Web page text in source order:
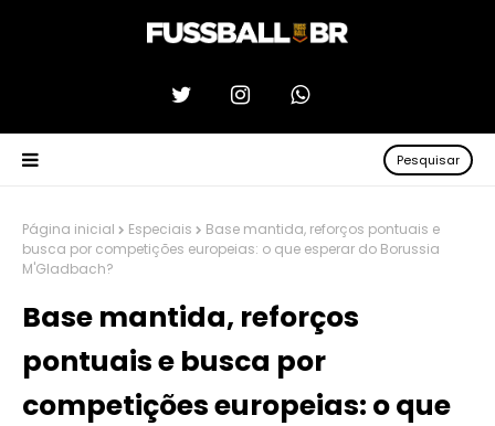
Pesquisar
Página inicial Especiais
Base mantida, reforços pontuais e
busca por competições europeias: o que esperar do Borussia
M'Gladbach?
Base mantida, reforços
pontuais e busca por
competições europeias: o que